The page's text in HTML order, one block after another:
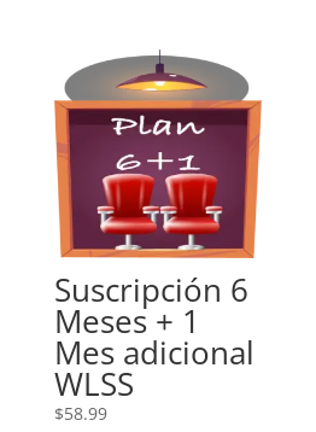
Suscripción 6
Meses + 1
Mes adicional
WLSS
$58.99